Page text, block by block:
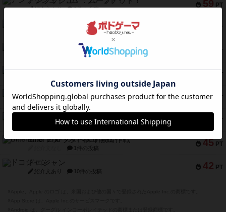
59 PT
紹介文あり 1件の投稿
PT
キャプテン・フリップ：イスラ・ボンバ
2件の投稿
PT
ガルフストライク
1件の投稿
45 PT
エコーズ・オブ・タイム
45 PT
スカルキング
紹介文あり 12件の投稿
PT
紹介文あり 1件の投稿
45 PT
Bitter End ブタペスト救出作戦
1件の投稿
42 PT
ドコジャン
紹介文あり 10件の投稿